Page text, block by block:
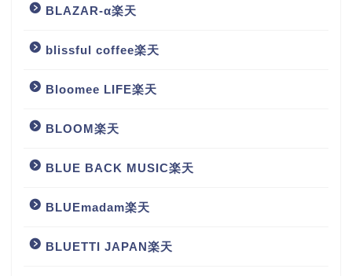
BLAZAR-α楽天
blissful coffee楽天
Bloomee LIFE楽天
BLOOM楽天
BLUE BACK MUSIC楽天
BLUEmadam楽天
BLUETTI JAPAN楽天